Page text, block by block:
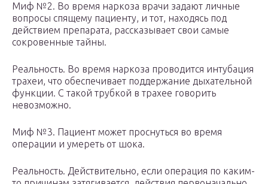
Миф №2. Во время наркоза врачи задают личные
вопросы спящему пациенту, и тот, находясь под
действием препарата, рассказывает свои самые
сокровенные тайны.
Реальность. Во время наркоза проводится интубация
трахеи, что обеспечивает поддержание дыхательной
функции. С такой трубкой в трахее говорить
невозможно.
Миф №3. Пациент может проснуться во время
операции и умереть от шока.
Реальность. Действительно, если операция по каким-